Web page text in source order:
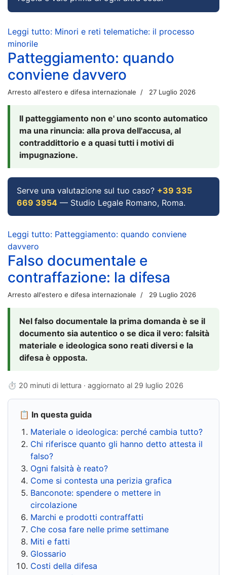
Leggi tutto: Minori e reti telematiche: il processo
minorile
Patteggiamento: quando
conviene davvero
Arresto all'estero e difesa internazionale 27 Luglio 2026
Il patteggiamento non e' uno sconto automatico
ma una rinuncia: alla prova dell'accusa, al
contraddittorio e a quasi tutti i motivi di
impugnazione.
Serve una valutazione sul tuo caso? +39 335
669 3954 — Studio Legale Romano, Roma.
Leggi tutto: Patteggiamento: quando conviene
davvero
Falso documentale e
contraffazione: la difesa
Arresto all'estero e difesa internazionale 29 Luglio 2026
Nel falso documentale la prima domanda è se il
documento sia autentico o se dica il vero: falsità
materiale e ideologica sono reati diversi e la
difesa è opposta.
⏱ 20 minuti di lettura · aggiornato al 29 luglio 2026
📋 In questa guida
Materiale o ideologica: perché cambia tutto?
Chi riferisce quanto gli hanno detto attesta il
falso?
Ogni falsità è reato?
Come si contesta una perizia grafica
Banconote: spendere o mettere in
circolazione
Marchi e prodotti contraffatti
Che cosa fare nelle prime settimane
Miti e fatti
Glossario
Costi della difesa